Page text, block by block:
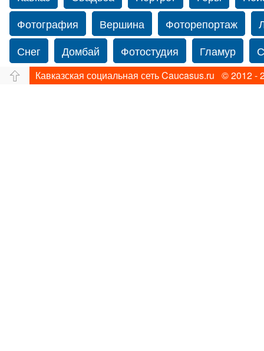
Фотография
Вершина Фоторепортаж
Снег
Домбай Фотостудия Гламур
Путешествие
Перевал Ущелье
Кавказская социальная сеть Caucasus.ru © 2012 -